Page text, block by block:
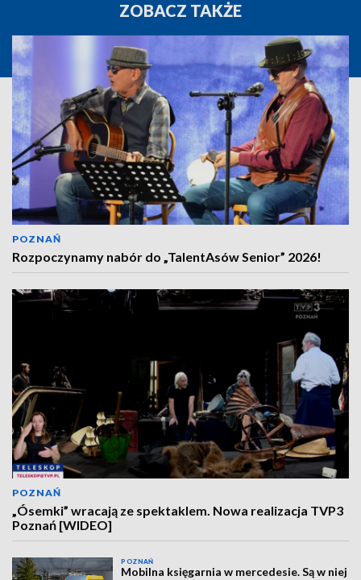
ZOBACZ TAKŻE
POZNAŃ
Rozpoczynamy nabór do „TalentAsów Senior” 2026!
POZNAŃ
„Ósemki” wracają ze spektaklem. Nowa realizacja TVP3
Poznań [WIDEO]
POZNAŃ
Mobilna księgarnia w mercedesie. Są w niej